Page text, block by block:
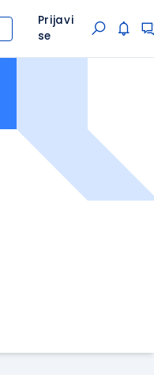
Prijavi
se